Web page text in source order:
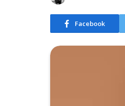
Facebook